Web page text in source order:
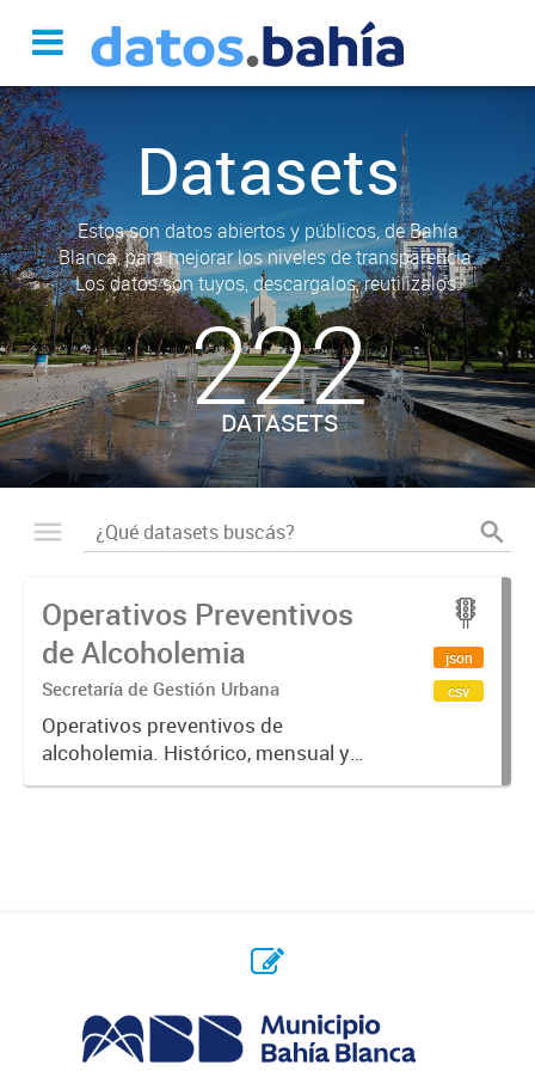
Datasets
Estos son datos abiertos y públicos, de Bahía
Blanca, para mejorar los niveles de transparencia.
Los datos son tuyos, descargalos, reutilizalos.
222
DATASETS
Operativos Preventivos
de Alcoholemia
Secretaría de Gestión Urbana
Operativos preventivos de
alcoholemia. Histórico, mensual y
semanal.
json
csv